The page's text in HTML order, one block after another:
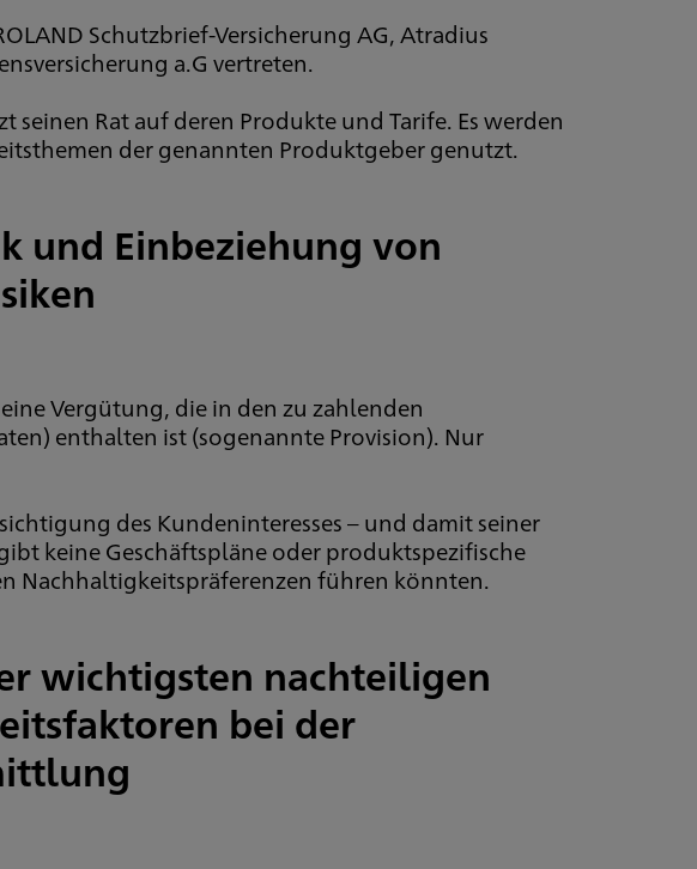
Schutzbrief-Versicherung AG, Atradius
a.G vertreten.
Rat auf deren Produkte und Tarife. Es werden
der genannten Produktgeber genutzt.
und Einbeziehung von
Vergütung, die in den zu zahlenden
enthalten ist (sogenannte Provision). Nur
des Kundeninteresses – und damit seiner
keine Geschäftspläne oder produktspezifische
Nachhaltigkeitspräferenzen führen könnten.
wichtigsten nachteiligen
bei der